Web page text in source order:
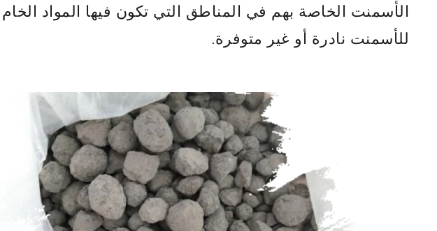
الأسمنت الخاصة بهم في المناطق التي تكون فيها المواد الخام
للأسمنت نادرة أو غير متوفرة.